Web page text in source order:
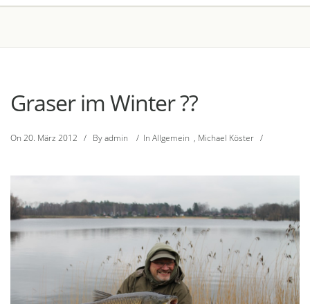
Graser im Winter ??
On 20. März 2012 / Byadmin / In Allgemein , Michael Köster /